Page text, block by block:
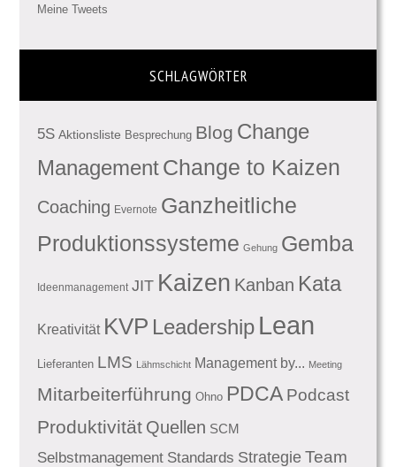
Meine Tweets
SCHLAGWÖRTER
5S Aktionsliste Besprechung Blog Change
ManagementChange to Kaizen
Coaching Evernote Ganzheitliche
Produktionssysteme Gehung Gemba
Ideenmanagement JIT Kaizen Kanban Kata
Kreativität KVP Leadership Lean
Lieferanten LMS Lähmschicht Management by... Meeting
Mitarbeiterführung Ohno PDCA Podcast
Produktivität Quellen SCM
Selbstmanagement Standards Strategie Team